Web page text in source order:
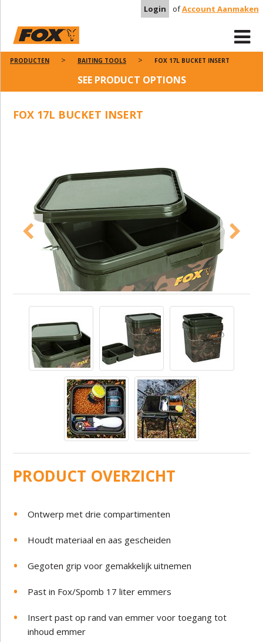
Login ofAccount Aanmaken
PRODUCTEN BAITING TOOLS FOX 17L BUCKET INSERT
SEE PRODUCT OPTIONS
FOX 17L BUCKET INSERT
PRODUCT OVERZICHT
Ontwerp met drie compartimenten
Houdt materiaal en aas gescheiden
Gegoten grip voor gemakkelijk uitnemen
Past in Fox/Spomb 17 liter emmers
Insert past op rand van emmer voor toegang tot
inhoud emmer